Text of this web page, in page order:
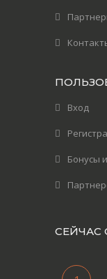
Вход
Бонусы
СЕЙЧАС